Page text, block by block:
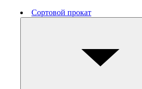
Сортовой прокат